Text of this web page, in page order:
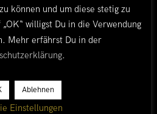
können und um diese stetig zu
willigst Du in die Verwendung
Mehr erfährst Du in der
.
Ablehnen
Einstellungen